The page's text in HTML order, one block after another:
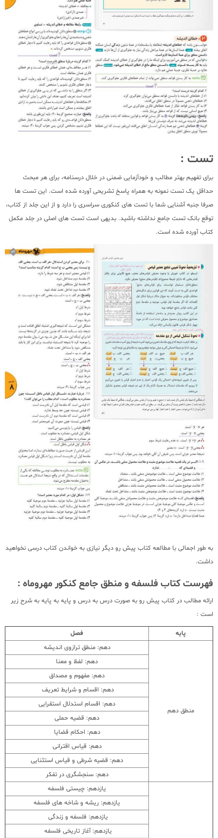
تست :
برای تفهیم بهتر مطالب و خودآزمایی ضمنی در خلال درسنامه، برای هر مبحث
حداقل یک تست نمونه به همراه پاسخ تشریحی آورده شده است. این تست ها
صرفا جنبه آشنایی شما با تست های کنکوری سراسری را دارد و از این جلد از کتاب،
توقع بانک تست جامع نداشته باشید. بدیهی است تست های اصلی در جلد مکمل
کتاب آورده شده است.
به طور اجمالی با مطالعه کتاب پیش رو دیگر نیازی به خواندن کتاب درسی نخواهید
داشت.
فهرست کتاب فلسفه و منطق جامع کنکور مهروماه :
ارائه مطالب در کتاب پیش رو به صورت درس به درس و پایه به پایه به شرح زیر
است :
پایه فصل
منطق دهم
دهم: منطق ترازوی اندیشه
دهم: لفظ و معنا
دهم: مفهوم و مصداق
دهم: اقسام و شرایط تعریف
دهم: اقسام استدلال استقرایی
دهم: قضیه حملی
دهم: احکام قضایا
دهم: قیاس اقترانی
دهم: قضیه شرطی و قیاس استثنایی
دهم: سنجشگری در تفکر
یازدهم: چیستی فلسفه
یازدهم: ریشه و شاخه های فلسفه
یازدهم: فلسفه و زندگی
یازدهم: آغاز تاریخی فلسفه